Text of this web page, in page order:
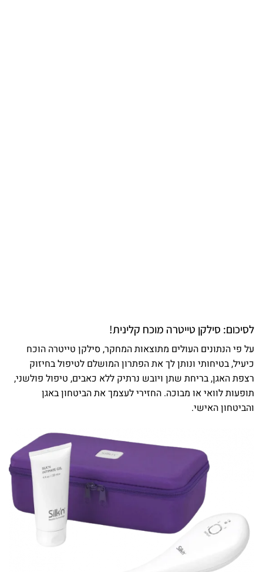
לסיכום: סילקן טייטרה מוכח קלינית!
על פי הנתונים העולים מתוצאות המחקר, סילקן טייטרה הוכח
כיעיל, בטיחותי ונותן לך את הפתרון המושלם לטיפול בחיזוק
רצפת האגן, בריחת שתן ויובש נרתיק ללא כאבים, טיפול פולשני,
תופעות לוואי או מבוכה. החזירי לעצמך את הביטחון באגן
והביטחון האישי.